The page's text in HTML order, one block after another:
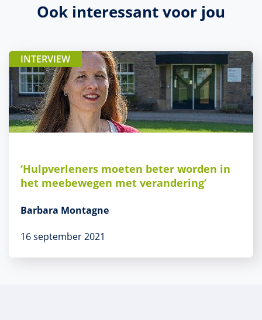
Ook interessant voor jou
INTERVIEW
‘Hulpverleners moeten beter worden in
het meebewegen met verandering’
Barbara Montagne
16 september 2021